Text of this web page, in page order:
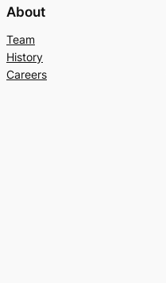
About
Team
History
Careers